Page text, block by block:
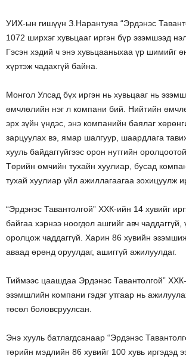
УИХ-ын гишүүн З.Нарантуяа “Эрдэнэс
1072 ширхэг хувьцааг иргэн бүр эзэмшээд
Гэсэн хэдий ч энэ хувьцааныхаа үр шимийг
хүртэж чадахгүй байна.
Монгол Улсад бүх иргэн нь хувьцааг нь
өмчлөлийн нэг л компани бий. Нийтийн
эрх зүйн үндэс, энэ компанийн баялаг
зарцуулах вэ, ямар шалгуур, шаардлага
хууль байдаггүйгээс орон нутгийн
Төрийн өмчийн тухайн хуулиар, бусад
тухай хуулиар үйл ажиллагаагаа зохицуулж
“Эрдэнэс Тавантолгой” ХХК-ийн 14 хувийг
байгаа хэрнээ ноогдол ашгийг авч
оролцож чаддаггүй. Харин 86 хувийн
аваад өрөнд оруулдаг, ашиггүй ажилуулдаг.
Тиймээс цаашдаа Эрдэнэс Тавантолгой”
эзэмшлийн компани гэдэг утгаар нь
төсөл боловсруулсан.
Энэ хууль батлагдсанаар “Эрдэнэс
төрийн мэдлийн 86 хувийг 100 хувь иргэдэд